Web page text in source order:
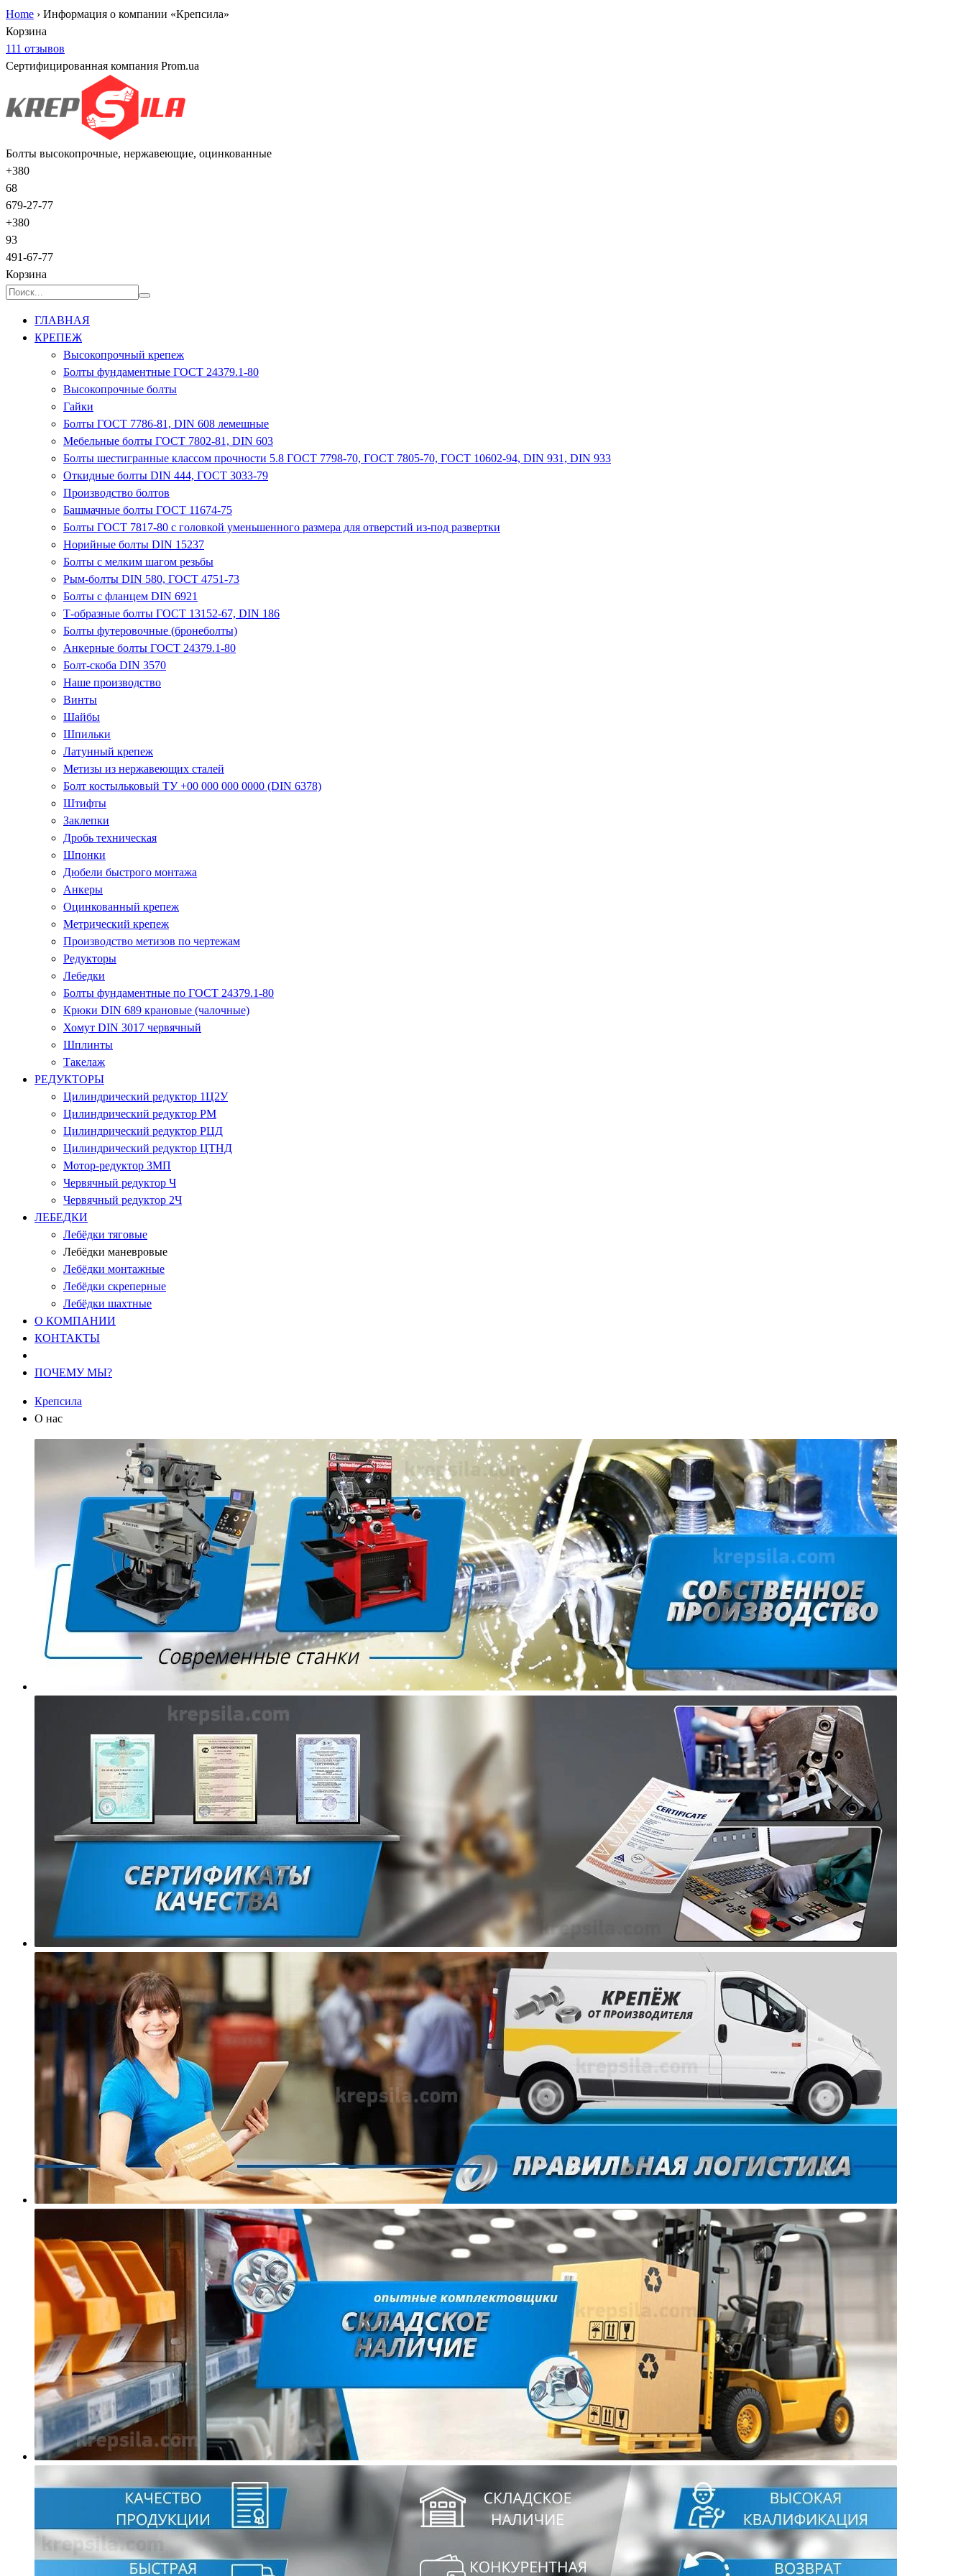
Home › Информация о компании «Крепсила»
Корзина
111 отзывов
Сертифицированная компания Prom.ua
Болты высокопрочные, нержавеющие, оцинкованные
+380
68
679-27-77
+380
93
491-67-77
Корзина
ГЛАВНАЯ
КРЕПЕЖ
Высокопрочный крепеж
Болты фундаментные ГОСТ 24379.1-80
Высокопрочные болты
Гайки
Болты ГОСТ 7786-81, DIN 608 лемешные
Мебельные болты ГОСТ 7802-81, DIN 603
Болты шестигранные классом прочности 5.8 ГОСТ 7798-70, ГОСТ 7805-70, ГОСТ 10602-94, DIN 931, DIN 933
Откидные болты DIN 444, ГОСТ 3033-79
Производство болтов
Башмачные болты ГОСТ 11674-75
Болты ГОСТ 7817-80 с головкой уменьшенного размера для отверстий из-под развертки
Норийные болты DIN 15237
Болты с мелким шагом резьбы
Рым-болты DIN 580, ГОСТ 4751-73
Болты с фланцем DIN 6921
Т-образные болты ГОСТ 13152-67, DIN 186
Болты футеровочные (бронеболты)
Анкерные болты ГОСТ 24379.1-80
Болт-скоба DIN 3570
Наше производство
Винты
Шайбы
Шпильки
Латунный крепеж
Метизы из нержавеющих сталей
Болт костыльковый ТУ +00 000 000 0000 (DIN 6378)
Штифты
Заклепки
Дробь техническая
Шпонки
Дюбели быстрого монтажа
Анкеры
Оцинкованный крепеж
Метрический крепеж
Производство метизов по чертежам
Редукторы
Лебедки
Болты фундаментные по ГОСТ 24379.1-80
Крюки DIN 689 крановые (чалочные)
Хомут DIN 3017 червячный
Шплинты
Такелаж
РЕДУКТОРЫ
Цилиндрический редуктор 1Ц2У
Цилиндрический редуктор РМ
Цилиндрический редуктор РЦД
Цилиндрический редуктор ЦТНД
Мотор-редуктор 3МП
Червячный редуктор Ч
Червячный редуктор 2Ч
ЛЕБЕДКИ
Лебёдки тяговые
Лебёдки маневровые
Лебёдки монтажные
Лебёдки скреперные
Лебёдки шахтные
О КОМПАНИИ
КОНТАКТЫ
ПОЧЕМУ МЫ?
Крепсила
О нас